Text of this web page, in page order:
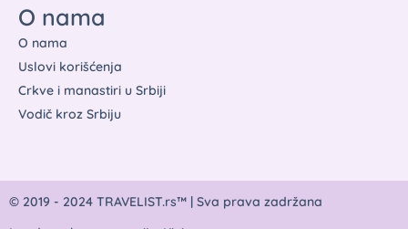
O nama
O nama
Uslovi korišćenja
Crkve i manastiri u Srbiji
Vodič kroz Srbiju
© 2019 - 2024 TRAVELIST.rs™ | Sva prava zadržana